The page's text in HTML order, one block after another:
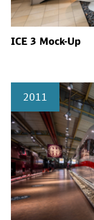
ICE 3 Mock-Up
2011